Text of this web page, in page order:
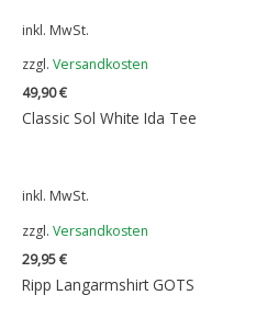
inkl. MwSt.
zzgl. Versandkosten
49,90€
Classic Sol White Ida Tee
inkl. MwSt.
zzgl. Versandkosten
29,95€
Ripp Langarmshirt GOTS